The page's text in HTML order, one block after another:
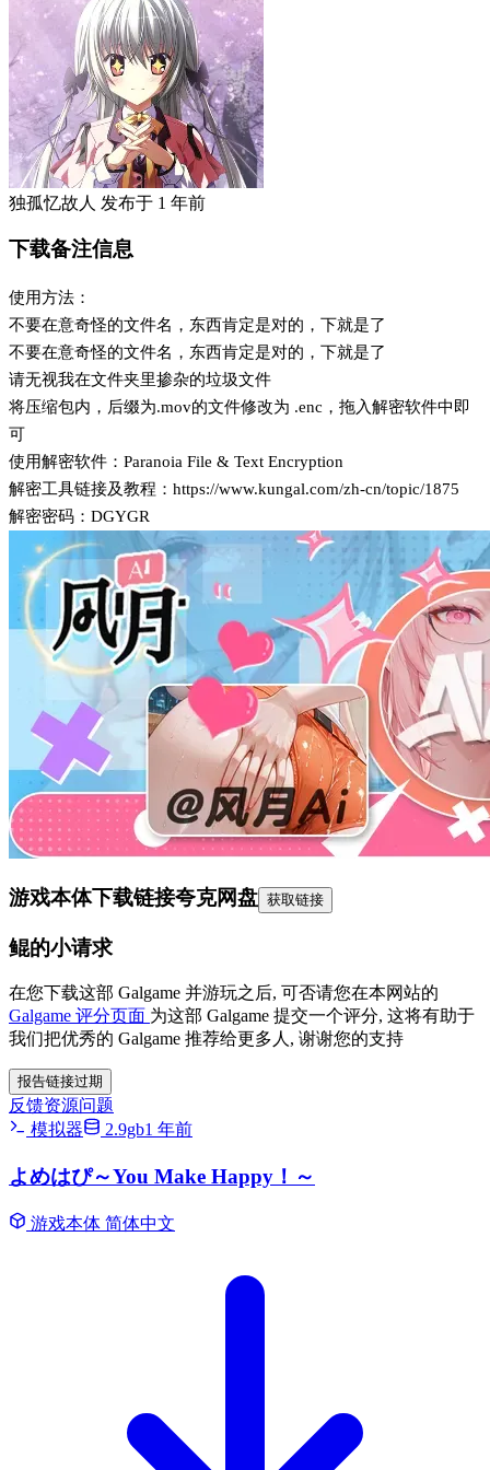
独孤忆故人 发布于 1 年前
下载备注信息
使用方法：
不要在意奇怪的文件名，东西肯定是对的，下就是了
不要在意奇怪的文件名，东西肯定是对的，下就是了
请无视我在文件夹里掺杂的垃圾文件
将压缩包内，后缀为.mov的文件修改为 .enc，拖入解密软件中即
可
使用解密软件：Paranoia File & Text Encryption
解密工具链接及教程：https://www.kungal.com/zh-cn/topic/1875
解密密码：DGYGR
游戏本体下载链接夸克网盘 获取链接
鲲的小请求
在您下载这部 Galgame 并游玩之后, 可否请您在本网站的
Galgame 评分页面 为这部 Galgame 提交一个评分, 这将有助于
我们把优秀的 Galgame 推荐给更多人, 谢谢您的支持
报告链接过期
反馈资源问题
模拟器
2.9gb1 年前
よめはぴ～You Make Happy！～
游戏本体 简体中文